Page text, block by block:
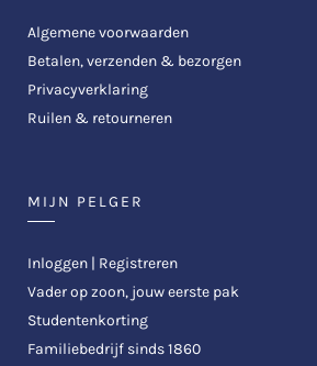
Algemene voorwaarden
Betalen, verzenden & bezorgen
Privacyverklaring
Ruilen & retourneren
MIJN PELGER
Inloggen | Registreren
Vader op zoon, jouw eerste pak
Studentenkorting
Familiebedrijf sinds 1860